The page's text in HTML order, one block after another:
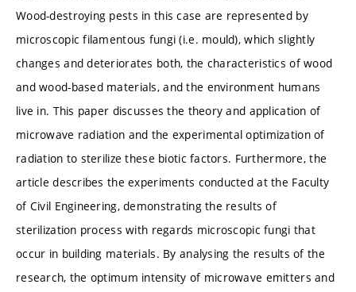
Wood-destroying pests in this case are represented by
microscopic filamentous fungi (i.e. mould), which slightly
changes and deteriorates both, the characteristics of wood
and wood-based materials, and the environment humans
live in. This paper discusses the theory and application of
microwave radiation and the experimental optimization of
radiation to sterilize these biotic factors. Furthermore, the
article describes the experiments conducted at the Faculty
of Civil Engineering, demonstrating the results of
sterilization process with regards microscopic fungi that
occur in building materials. By analysing the results of the
research, the optimum intensity of microwave emitters and